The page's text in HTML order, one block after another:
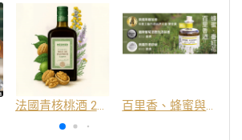
法國青核桃酒 25% 百里香、蜂蜜與番紅花酒